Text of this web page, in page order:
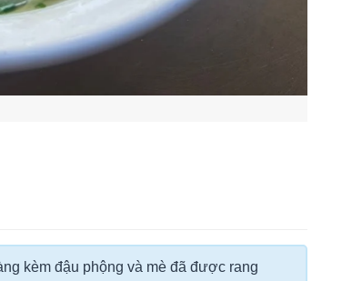
kèm đậu phộng và mè đã được rang